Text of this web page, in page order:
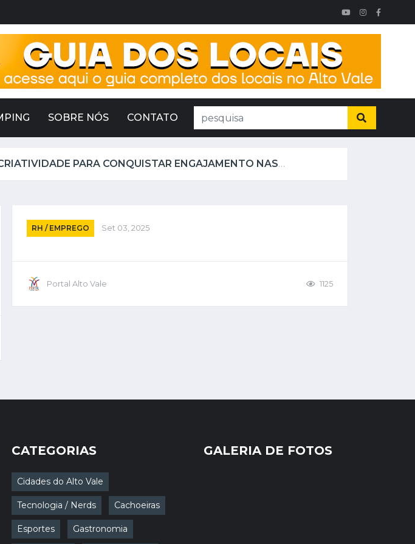
SOBRE NÓS CONTATO
MOTION DESIGN: USE O PODER DA CRIATIVIDADE PARA CONQUISTAR ENGAJAMENTO NAS REDES SOCIAIS!
RH / EMPREGO Set 03, 2025
Portal Alto Vale 1125
CATEGORIAS
Cidades do Alto Vale
Tecnologia / Nerds Cachoeiras
Esportes Gastronomia
GALERIA DE FOTOS